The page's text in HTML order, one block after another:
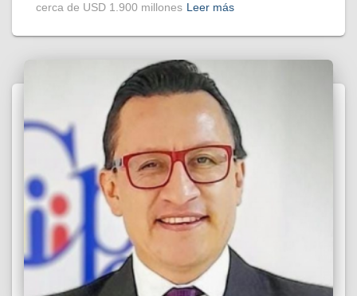
cerca de USD 1.900 millones Leer más